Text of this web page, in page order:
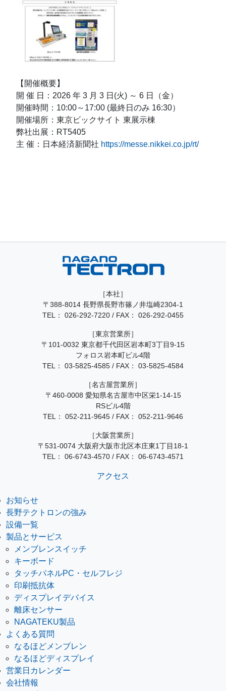
【開催概要】
開 催 日：2026 年 3 月 3 日(火) ～ 6 日（金）
開催時間：10:00～17:00 (最終日のみ 16:30）
開催場所：東京ビックサイト 東展示棟
弊社出展：RT5405
主 催：日本経済新聞社 https://messe.nikkei.co.jp/rt/
［本社］
〒388-8014 長野県長野市篠ノ井塩崎2304-1
TEL： 026-292-7220 / FAX： 026-292-0455
［東京営業所］
〒101-0032 東京都千代田区岩本町3丁目9-15
フォロス岩本町ビル4階
TEL： 03-5825-4585 / FAX： 03-5825-4584
［名古屋営業所］
〒460-0008 愛知県名古屋市中区栄1-14-15
RSビル4階
TEL： 052-211-9645 / FAX： 052-211-9646
［大阪営業所］
〒531-0074 大阪府大阪市北区本庄東1丁目18-1
TEL： 06-6743-4570 / FAX： 06-6743-4571
アクセス
お知らせ
長野テクトロンの強み
設備一覧
製品とサービス
メンブレンスイッチ
キーボード
タッチパネルPC・セルフレジ
印刷抵抗体
ディスプレイデバイス
離床センサー
NAGATEKU製品
よくある質問
なるほどメンブレン
なるほどディスプレイ
営業日カレンダー
会社情報